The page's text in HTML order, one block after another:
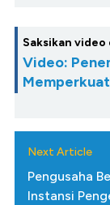
Saksikan video
Video:
Next Article
Pengusaha
Instansi